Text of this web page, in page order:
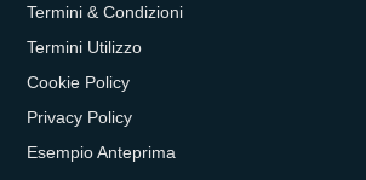
Termini & Condizioni
Termini Utilizzo
Cookie Policy
Privacy Policy
Esempio Anteprima